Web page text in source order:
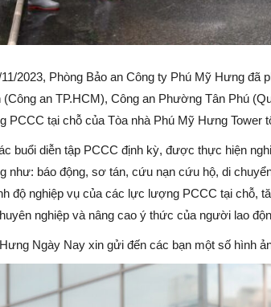
11/2023, Phòng Bảo an Công ty Phú Mỹ Hưng
(Công an TP.HCM), Công an Phường Tân Phú
PCCC tại chỗ của Tòa nhà Phú Mỹ Hưng Tower
buổi diễn tập PCCC định kỳ, được thực hiện
như: báo động, sơ tán, cứu nạn cứu hộ, di
độ nghiệp vụ của các lực lượng PCCC tại chỗ,
nghiệp và nâng cao ý thức của người lao
Ngày Nay xin gửi đến các bạn một số hình